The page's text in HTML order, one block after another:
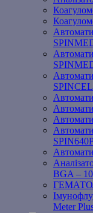
BGA –
Meter